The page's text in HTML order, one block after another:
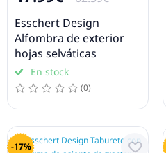
Esschert Design
Alfombra de exterior
hojas selváticas
241x152 cm OC22
En stock
(0)
-17%